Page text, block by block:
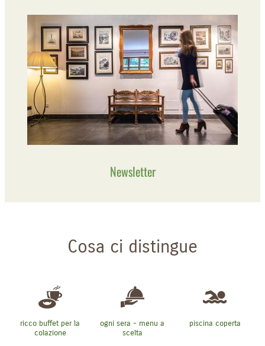
Newsletter
Cosa ci distingue
ricco buffet per la
colazione
ogni sera - menu a
scelta
piscina coperta